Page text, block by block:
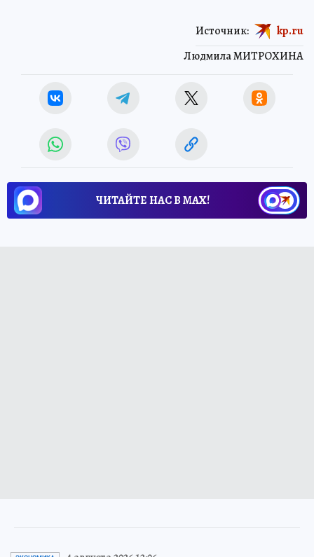
Людмила МИТРОХИНА
Источник: kp.ru
ЧИТАЙТЕ НАС В МАХ!